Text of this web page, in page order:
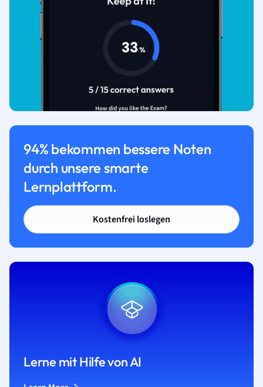
94% bekommen bessere Noten
durch unsere smarte
Lernplattform.
Kostenfrei loslegen
Lerne mit Hilfe von AI